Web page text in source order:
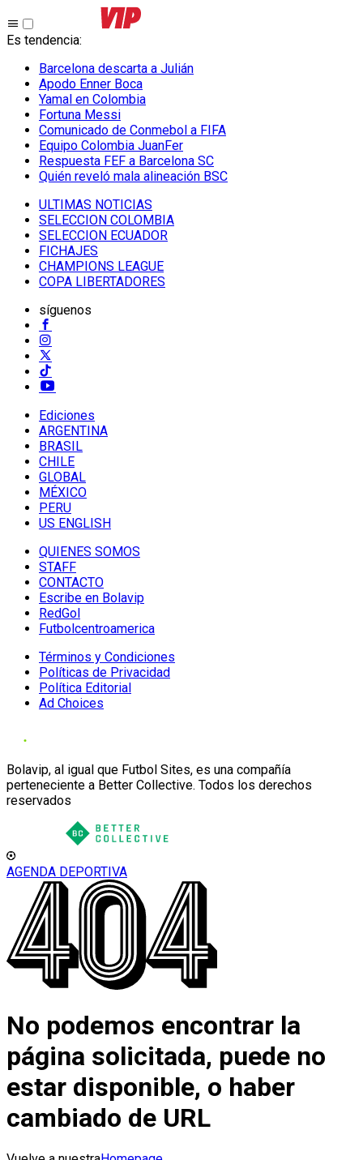
Es tendencia:
Barcelona descarta a Julián
Apodo Enner Boca
Yamal en Colombia
Fortuna Messi
Comunicado de Conmebol a FIFA
Equipo Colombia JuanFer
Respuesta FEF a Barcelona SC
Quién reveló mala alineación BSC
ULTIMAS NOTICIAS
SELECCION COLOMBIA
SELECCION ECUADOR
FICHAJES
CHAMPIONS LEAGUE
COPA LIBERTADORES
síguenos
Ediciones
ARGENTINA
BRASIL
CHILE
GLOBAL
MÉXICO
PERU
US ENGLISH
QUIENES SOMOS
STAFF
CONTACTO
Escribe en Bolavip
RedGol
Futbolcentroamerica
Términos y Condiciones
Políticas de Privacidad
Política Editorial
Ad Choices
Bolavip, al igual que Futbol Sites, es una compañía
perteneciente a Better Collective. Todos los derechos
reservados
AGENDA DEPORTIVA
No podemos encontrar la
página solicitada, puede no
estar disponible, o haber
cambiado de URL